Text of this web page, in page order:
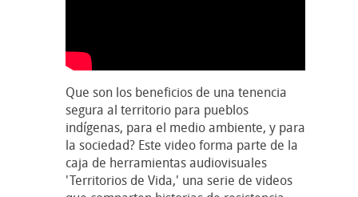
Que son los beneficios de una tenencia
segura al territorio para pueblos
indígenas, para el medio ambiente, y para
la sociedad? Este video forma parte de la
caja de herramientas audiovisuales
'Territorios de Vida,' una serie de videos